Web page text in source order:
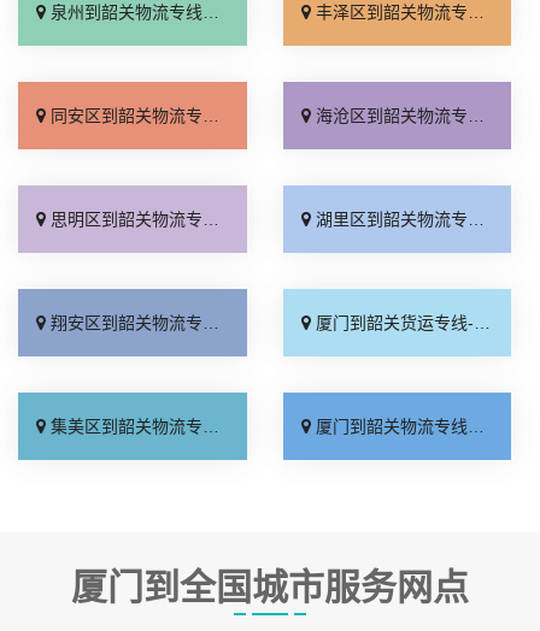
泉州到韶关物流专线_资质齐全「直达到站」 丰泽区到韶关物流专线_损坏理赔「定点发车」
同安区到韶关物流专线_快速响应「托运放心」 海沧区到韶关物流专线_物流拼车「损坏理赔」
思明区到韶关物流专线_诚信为先「高效快运」 湖里区到韶关物流专线_多久时间「运价行情」
翔安区到韶关物流专线_随叫随到「价格实惠」 厦门到韶关货运专线-厦门到韶关物流公司_多少一方「全程定位」
集美区到韶关物流专线_诚信为先「专业调车」 厦门到韶关物流专线_价格透明「全程定位」
厦门到全国城市服务网点